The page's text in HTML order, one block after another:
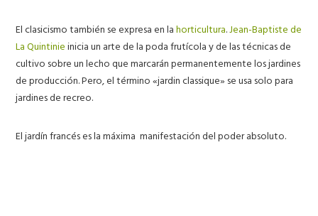
El clasicismo también se expresa en lahorticultura.Jean-Baptiste de
La Quintinieinicia un arte de la poda frutícola y de las técnicas de
cultivo sobre un lecho que marcarán permanentemente los jardines
de producción. Pero, el término «jardin classique» se usa solo para
jardines de recreo.
El jardín francés es la máxima manifestación del poder absoluto.